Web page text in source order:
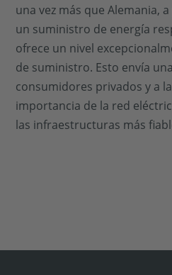
una vez más que Alemania,
un suministro de energía
ofrece un nivel
de suministro. Esto envía
consumidores privados y a
importancia de la red
las infraestructuras más